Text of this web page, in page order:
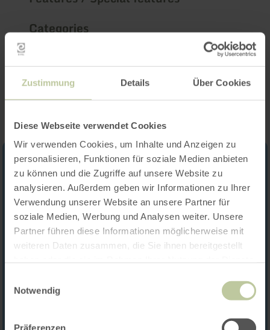
Zustimmung Details Über Cookies
Diese Webseite verwendet Cookies
Wir verwenden Cookies, um Inhalte und Anzeigen zu
personalisieren, Funktionen für soziale Medien anbieten
zu können und die Zugriffe auf unsere Website zu
analysieren. Außerdem geben wir Informationen zu Ihrer
Verwendung unserer Website an unsere Partner für
soziale Medien, Werbung und Analysen weiter. Unsere
Partner führen diese Informationen möglicherweise mit
weiteren Daten zusammen, die Sie ihnen bereitgestellt
Notwendig
Präferenzen
Categories
Impressions